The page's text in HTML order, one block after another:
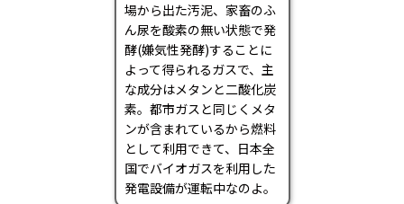
場から出た汚泥、家畜のふ
ん尿を酸素の無い状態で発
酵(嫌気性発酵)することに
よって得られるガスで、主
な成分はメタンと二酸化炭
素。都市ガスと同じくメタ
ンが含まれているから燃料
として利用できて、日本全
国でバイオガスを利用した
発電設備が運転中なのよ。